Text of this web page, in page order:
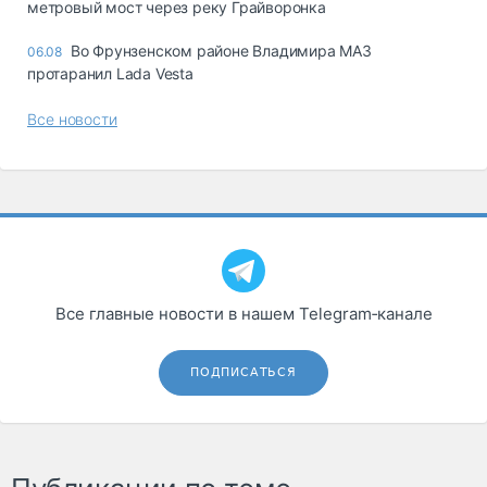
метровый мост через реку Грайворонка
06.08 Во Фрунзенском районе Владимира МАЗ
протаранил Lada Vesta
Все новости
Все главные новости в нашем Telegram‑канале
ПОДПИСАТЬСЯ